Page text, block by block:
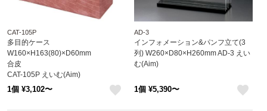
CAT-105P
多目的ケース
W160×H163(80)×D60mm
合皮
CAT-105P えいむ(Aim)
1個 ¥3,102〜
AD-3
インフォメーション&パンフ立て(3
列) W260×D80×H260mm AD-3 えい
む(Aim)
1個 ¥5,390〜